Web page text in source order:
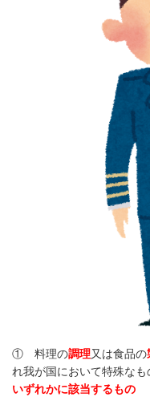
① 料理の調理又は食品の
れ我が国において特殊なも
いずれかに該当するもの